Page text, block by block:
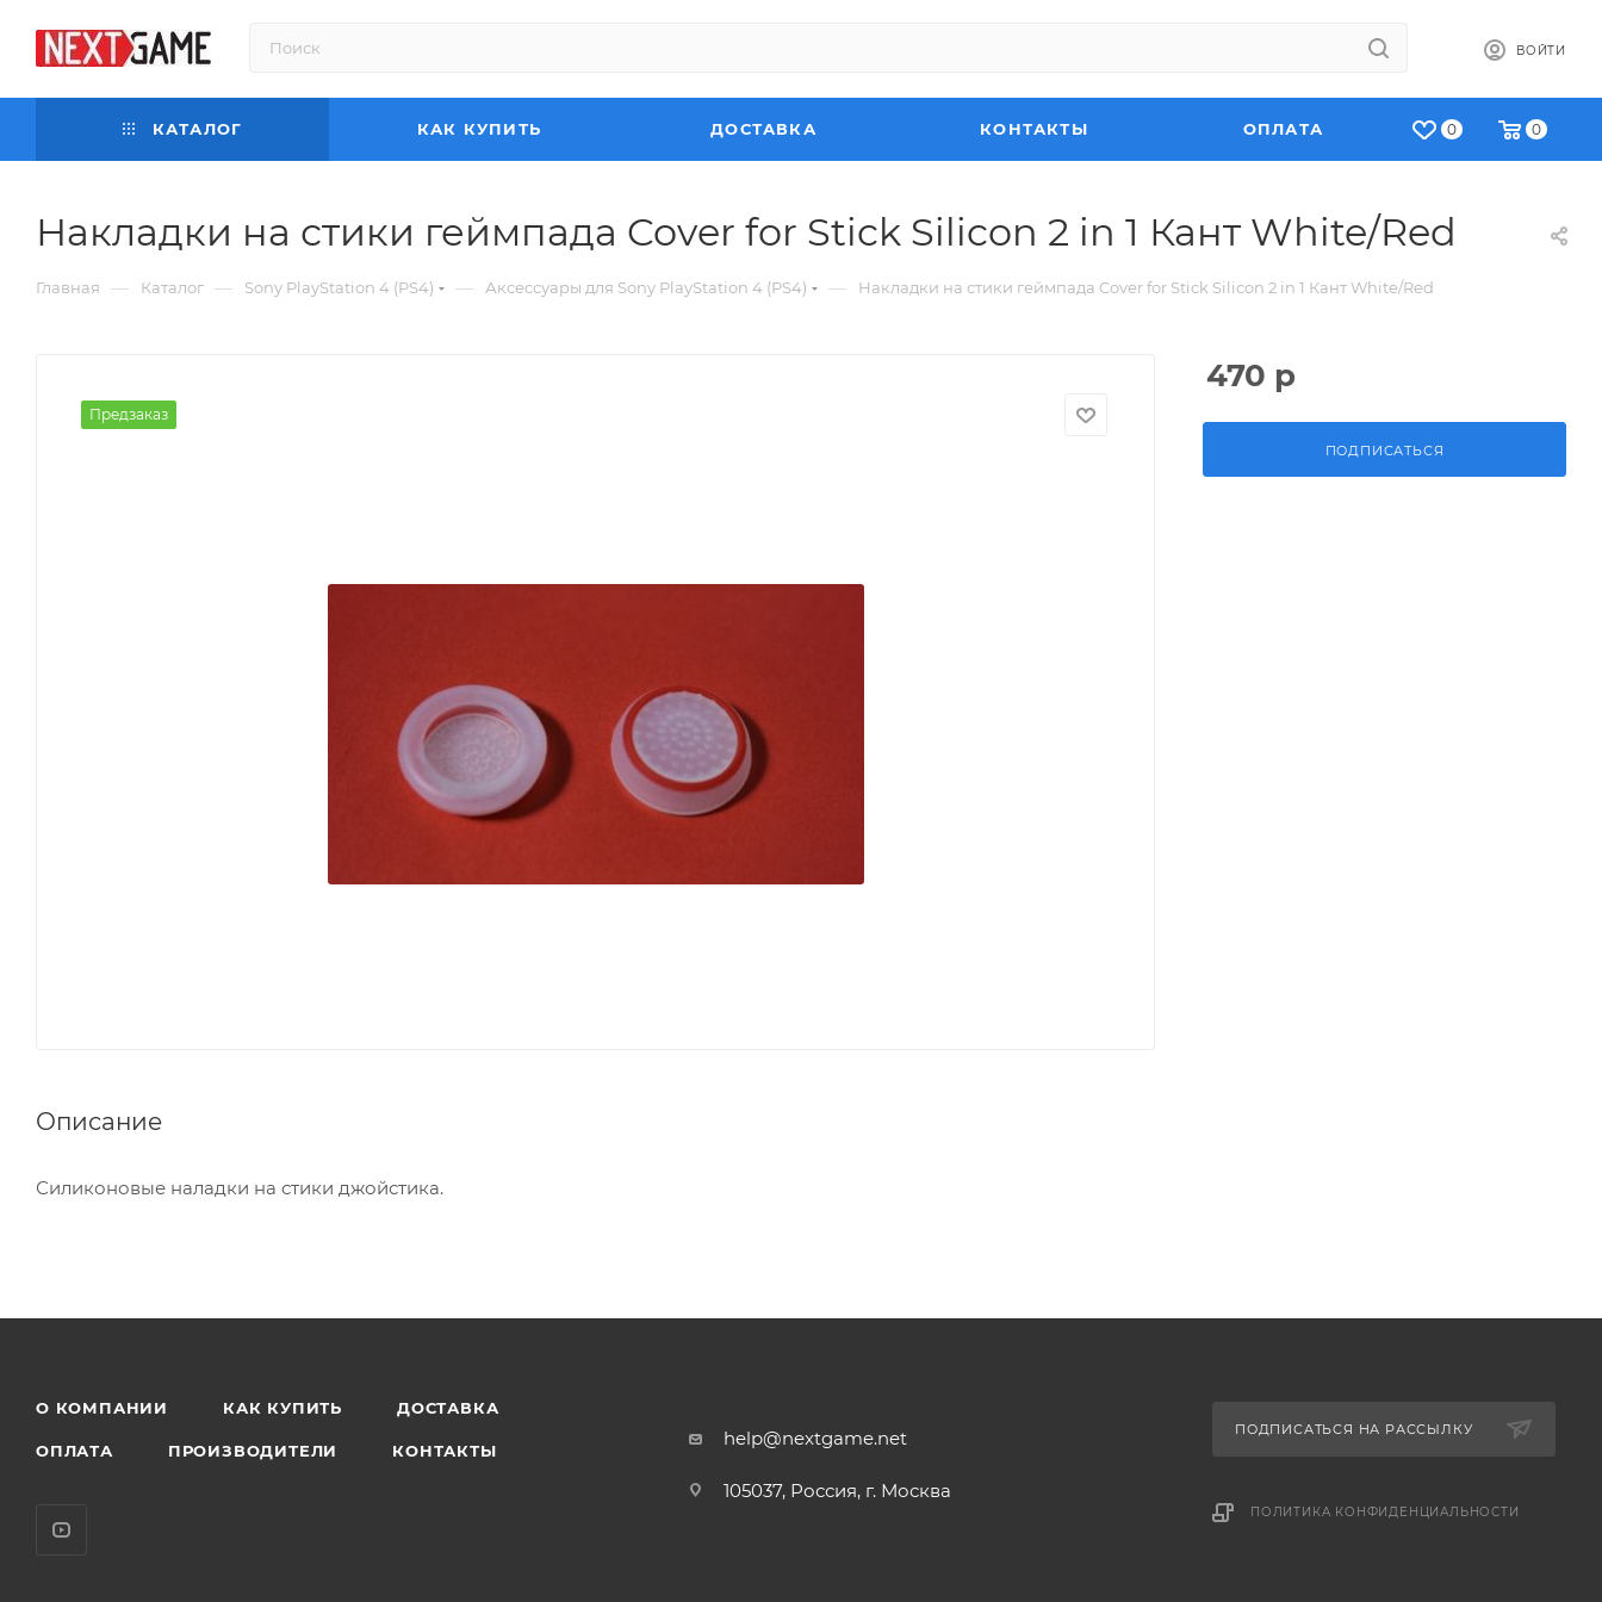
ВОЙТИ
0 0
КАТАЛОГ КАК КУПИТЬ ДОСТАВКА КОНТАКТЫ ОПЛАТА
Накладки на стики геймпада Cover for Stick Silicon 2 in 1 Кант White/Red
Главная — Каталог — Sony PlayStation 4 (PS4) — Аксессуары для Sony PlayStation 4 (PS4) — Накладки на стики геймпада Cover for Stick Silicon 2 in 1 Кант White/Red
Предзаказ
Описание
Силиконовые наладки на стики джойстика.
470 р
ПОДПИСАТЬСЯ
О КОМПАНИИ КАК КУПИТЬ ДОСТАВКА
ОПЛАТА ПРОИЗВОДИТЕЛИ КОНТАКТЫ
help@nextgame.net
105037, Россия, г. Москва
ПОДПИСАТЬСЯ НА РАССЫЛКУ
ПОЛИТИКА КОНФИДЕНЦИАЛЬНОСТИ